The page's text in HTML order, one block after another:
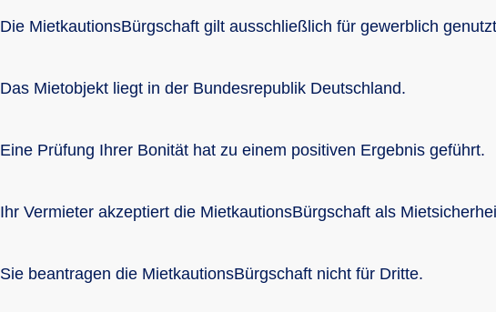
Die MietkautionsBürgschaft gilt ausschließlich für gewerblich
Das Mietobjekt liegt in der Bundesrepublik Deutschland.
Eine Prüfung Ihrer Bonität hat zu einem positiven Ergebnis geführt.
Ihr Vermieter akzeptiert die MietkautionsBürgschaft als
Sie beantragen die MietkautionsBürgschaft nicht für Dritte.